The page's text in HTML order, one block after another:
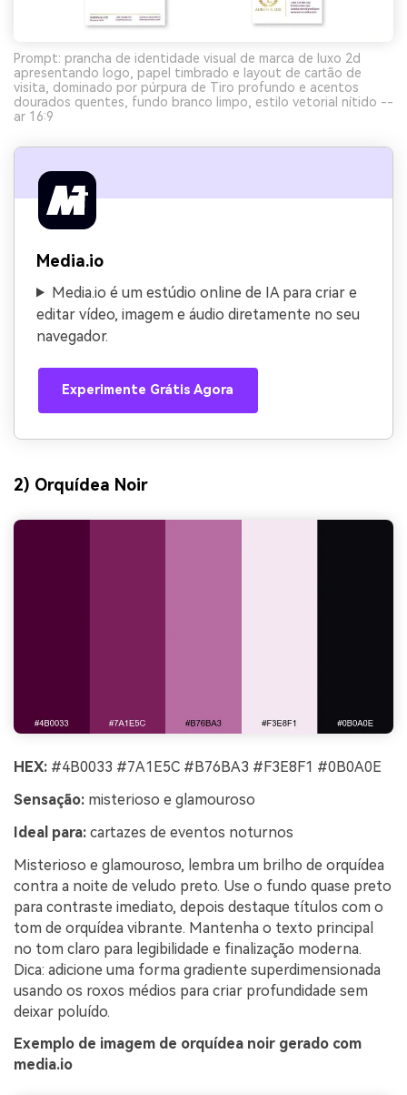
Prompt: prancha de identidade visual de marca de luxo 2d
apresentando logo, papel timbrado e layout de cartão de
visita, dominado por púrpura de Tiro profundo e acentos
dourados quentes, fundo branco limpo, estilo vetorial nítido --
ar 16:9
Media.io
Media.io é um estúdio online de IA para criar e
editar vídeo, imagem e áudio diretamente no seu
navegador.
Experimente Grátis Agora
2) Orquídea Noir
HEX: #4B0033 #7A1E5C #B76BA3 #F3E8F1 #0B0A0E
Sensação: misterioso e glamouroso
Ideal para: cartazes de eventos noturnos
Misterioso e glamouroso, lembra um brilho de orquídea
contra a noite de veludo preto. Use o fundo quase preto
para contraste imediato, depois destaque títulos com o
tom de orquídea vibrante. Mantenha o texto principal
no tom claro para legibilidade e finalização moderna.
Dica: adicione uma forma gradiente superdimensionada
usando os roxos médios para criar profundidade sem
deixar poluído.
Exemplo de imagem de orquídea noir gerado com
media.io